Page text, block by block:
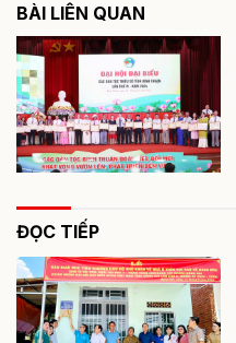
BÀI LIÊN QUAN
ĐỌC TIẾP